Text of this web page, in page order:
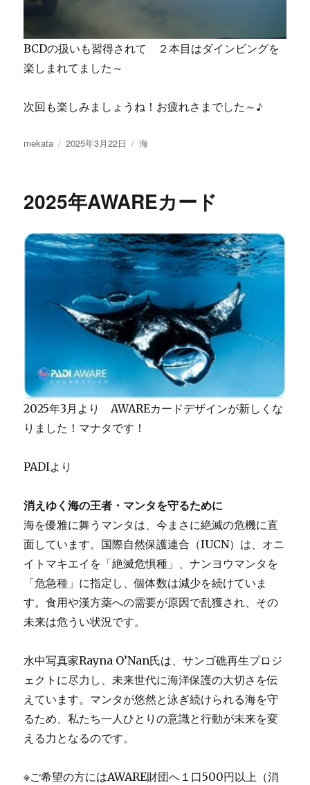
BCDの扱いも習得されて ２本目はダインビングを
楽しまれてました～
次回も楽しみましょうね！お疲れさまでした～♪
投
mekata
投
2025年3月22日
カ
ー
海
2025年AWAREカード
2025年3月より AWAREカードデザインが新しくな
りました！マナタです！
PADIより
消えゆく海の王者・マンタを守るために
海を優雅に舞うマンタは、今まさに絶滅の危機に直
面しています。国際自然保護連合（IUCN）は、オニ
イトマキエイを「絶滅危惧種」、ナンヨウマンタを
「危急種」に指定し、個体数は減少を続けていま
す。食用や漢方薬への需要が原因で乱獲され、その
未来は危うい状況です。
水中写真家Rayna O’Nan氏は、サンゴ礁再生プロジ
ェクトに尽力し、未来世代に海洋保護の大切さを伝
えています。マンタが悠然と泳ぎ続けられる海を守
るため、私たち一人ひとりの意識と行動が未来を変
える力となるのです。
※ご希望の方にはAWARE財団へ１口500円以上（消